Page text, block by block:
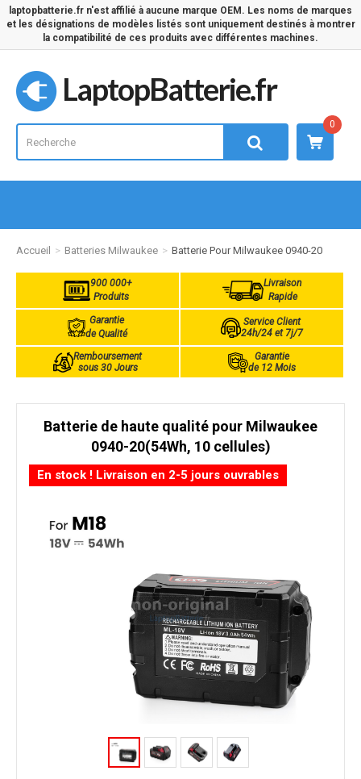
laptopbatterie.fr n'est affilié à aucune marque OEM. Les noms de marques
et les désignations de modèles listés sont uniquement destinés à montrer
la compatibilité de ces produits avec différentes machines.
LaptopBatterie.fr
0
Accueil Batteries Milwaukee Batterie Pour Milwaukee 0940-20
900 000+
Produits
Livraison
Rapide
Garantie
de Qualité
Service Client
24h/24 et 7j/7
Remboursement
sous 30 Jours
Garantie
de 12 Mois
Batterie de haute qualité pour Milwaukee
0940-20(54Wh, 10 cellules)
En stock ! Livraison en 2-5 jours ouvrables